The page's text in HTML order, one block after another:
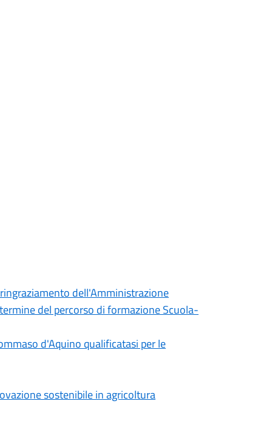
dell'Amministrazione
del percorso di formazione Scuola-
d'Aquino qualificatasi per le
sostenibile in agricoltura